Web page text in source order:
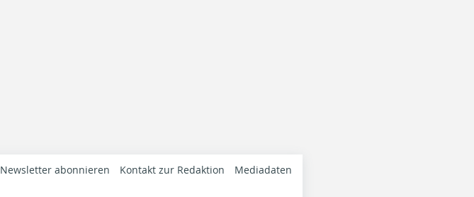
Newsletter abonnieren Kontakt zur Redaktion Mediadaten